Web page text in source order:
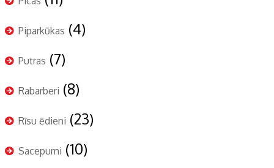
Piparkūkas (4)
Putras (7)
Rabarberi (8)
Rīsu ēdieni (23)
Sacepumi (10)